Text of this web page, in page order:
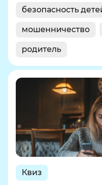
безопасность
мошенничество
родитель
Квиз